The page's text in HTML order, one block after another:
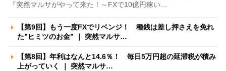
『突然マルサがやって来た！～FXで10億円稼い…
【第9回】もう一度FXでリベンジ！ 種銭は差し押さえを免れ
た”ヒミツのお金” ｜ 突然マルサ…
【第8回】年利はなんと14.6％！ 毎日5万円超の延滞税が積み
上がっていく ｜ 突然マルサ…